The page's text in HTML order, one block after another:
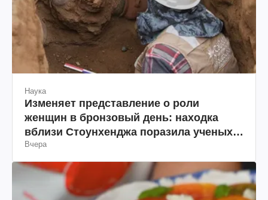
Наука
Изменяет представление о роли
женщин в бронзовый день: находка
вблизи Стоунхенджа поразила ученых
(фото)
Вчера